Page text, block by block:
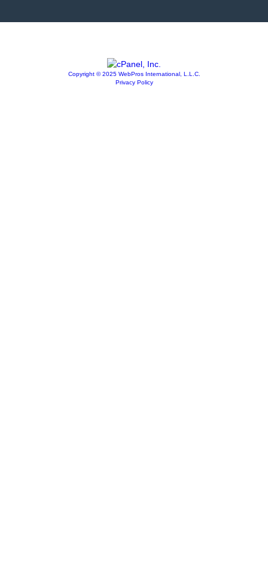
Copyright © 2025 WebPros International, L.L.C.
Privacy Policy